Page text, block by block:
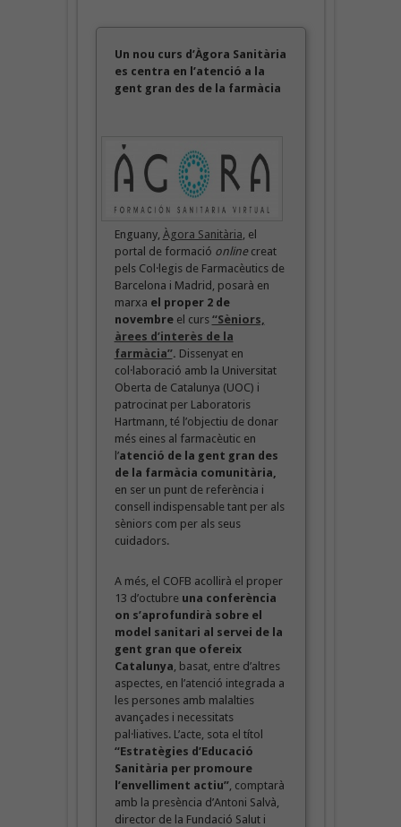
Un nou curs d’Àgora Sanitària
es centra en l’atenció a la
gent gran des de la farmàcia
Enguany, Àgora Sanitària , el
portal de formació onlinecreat
pels Col·legis de Farmacèutics de
Barcelona i Madrid, posarà en
marxa el proper 2 de
novembreel curs “Sèniors,
àrees d’interès de la
farmàcia”. Dissenyat en
col·laboració amb la Universitat
Oberta de Catalunya (UOC) i
patrocinat per Laboratoris
Hartmann, té l’objectiu de donar
més eines al farmacèutic en
l’atenció de la gent gran des
de la farmàcia comunitària,
en ser un punt de referència i
consell indispensable tant per als
sèniors com per als seus
cuidadors.
A més, el COFB acollirà el proper
13 d’octubre una conferència
on s’aprofundirà sobre el
model sanitari al servei de la
gent gran que ofereix
Catalunya , basat, entre d’altres
aspectes, en l’atenció integrada a
les persones amb malalties
avançades i necessitats
pal·liatives. L’acte, sota el títol
“Estratègies d’Educació
Sanitària per promoure
l’envelliment actiu”, comptarà
amb la presència d’Antoni Salvà,
director de la Fundació Salut i